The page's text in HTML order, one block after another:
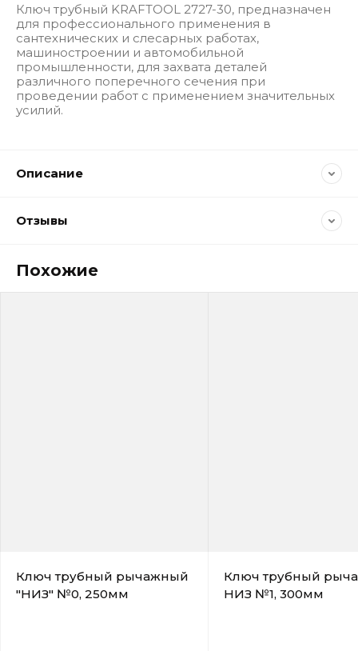
Ключ трубный KRAFTOOL 2727-30, предназначен
для профессионального применения в
сантехнических и слесарных работах,
машиностроении и автомобильной
промышленности, для захвата деталей
различного поперечного сечения при
проведении работ с применением значительных
усилий.
Описание
Отзывы
Похожие
Ключ трубный рычажный
"НИЗ" №0, 250мм
Ключ трубный
НИЗ №1, 300мм